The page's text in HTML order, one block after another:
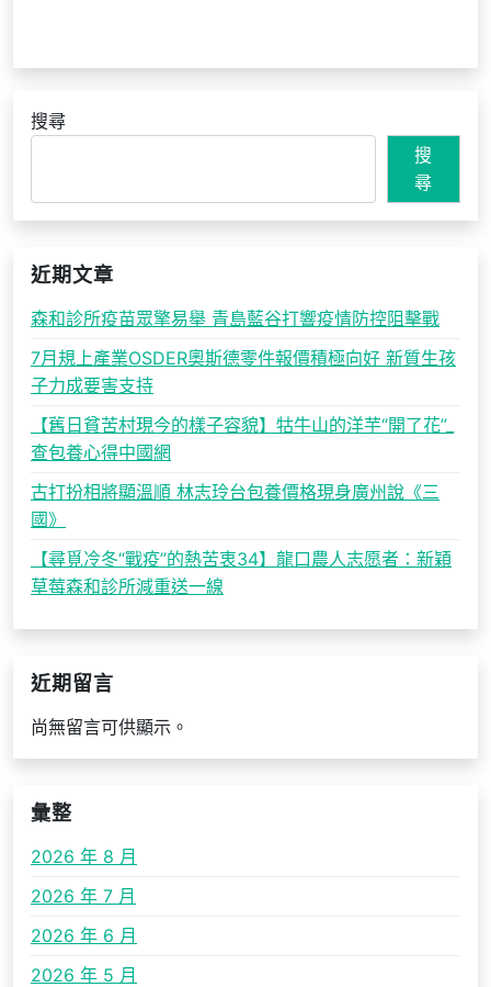
搜尋
搜
尋
近期文章
森和診所疫苗眾擎易舉 青島藍谷打響疫情防控阻擊戰
7月規上產業OSDER奧斯德零件報價積極向好 新質生孩
子力成要害支持
【舊日貧苦村現今的樣子容貌】牯牛山的洋芋“開了花”_
查包養心得中國網
古打扮相將顯溫順 林志玲台包養價格現身廣州說《三
國》
【尋覓冷冬“戰疫”的熱苦衷34】龍口農人志愿者：新穎
草莓森和診所減重送一線
近期留言
尚無留言可供顯示。
彙整
2026 年 8 月
2026 年 7 月
2026 年 6 月
2026 年 5 月